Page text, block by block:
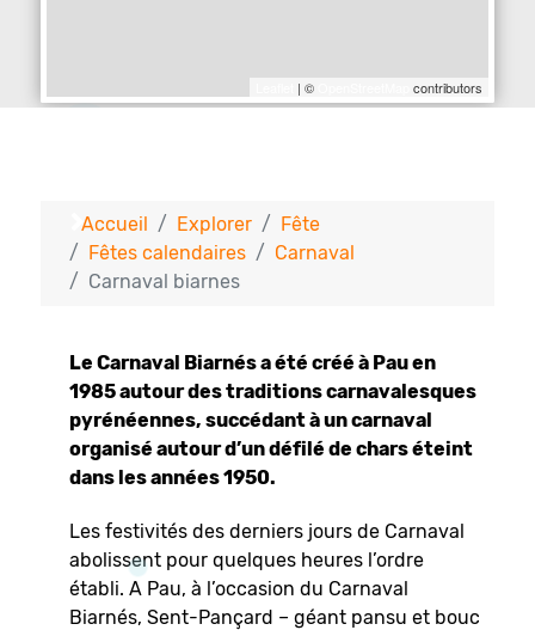
| © contributors
Accueil Explorer
Fête
Fêtes calendaires
Carnaval
Carnaval biarnes
Le Carnaval Biarnés a été créé à Pau en
1985 autour des traditions carnavalesques
pyrénéennes, succédant à un carnaval
organisé autour d’un défilé de chars éteint
dans les années 1950.
Les festivités des derniers jours de Carnaval
abolissent pour quelques heures l’ordre
établi. A Pau, à l’occasion du Carnaval
Biarnés, Sent-Pançard – géant pansu et bouc